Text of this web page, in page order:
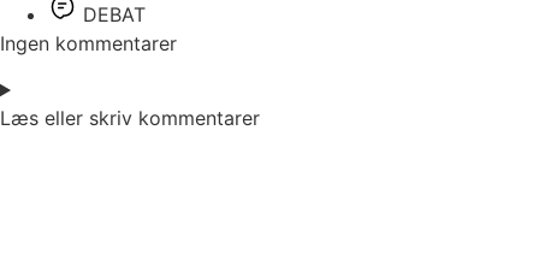
DEBAT
Ingen kommentarer
Læs eller skriv kommentarer